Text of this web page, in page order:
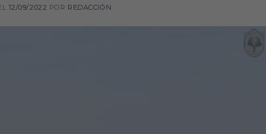
12/09/2022 POR REDACCIÓN